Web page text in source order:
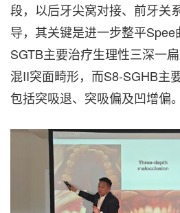
段，以后牙尖窝对接、前牙关
导，其关键是进一步整平
SGTB主要治疗生理性三深一
混II突面畸形，而S8-SGHB主
包括突吸退、突吸偏及凹增偏。